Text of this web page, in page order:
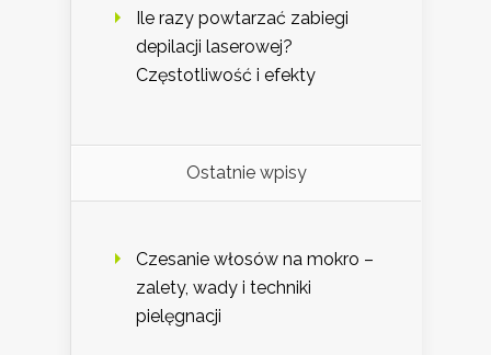
Ile razy powtarzać zabiegi
depilacji laserowej?
Częstotliwość i efekty
Ostatnie wpisy
Czesanie włosów na mokro –
zalety, wady i techniki
pielęgnacji